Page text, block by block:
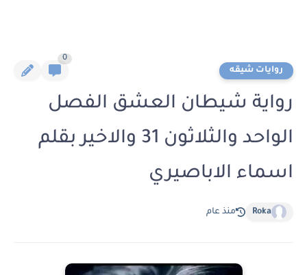
روايات شيقه
0
رواية شيطان العشق الفصل
الواحد والثلاثون 31 والاخير بقلم
اسماء الاباصيري
Roka منذ عام